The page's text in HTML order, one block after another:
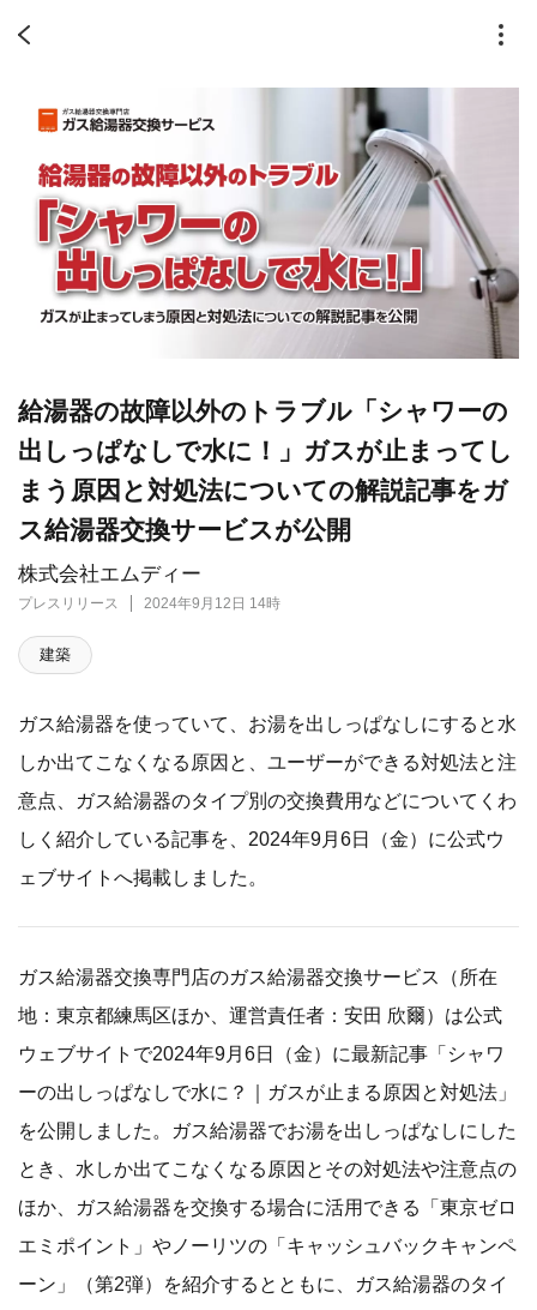
株式会社エムディー
プレスリリース 2024年9月12日 14時
給湯器の故障以外のトラブル「シャワーの
出しっぱなしで水に！」ガスが止まってし
まう原因と対処法についての解説記事をガ
ス給湯器交換サービスが公開
建築
ガス給湯器を使っていて、お湯を出しっぱなしにすると水
しか出てこなくなる原因と、ユーザーができる対処法と注
意点、ガス給湯器のタイプ別の交換費用などについてくわ
しく紹介している記事を、2024年9月6日（金）に公式ウ
ェブサイトへ掲載しました。
ガス給湯器交換専門店のガス給湯器交換サービス（所在
地：東京都練馬区ほか、運営責任者：安田 欣爾）は公式
ウェブサイトで2024年9月6日（金）に最新記事「シャワ
ーの出しっぱなしで水に？｜ガスが止まる原因と対処法」
を公開しました。ガス給湯器でお湯を出しっぱなしにした
とき、水しか出てこなくなる原因とその対処法や注意点の
ほか、ガス給湯器を交換する場合に活用できる「東京ゼロ
エミポイント」やノーリツの「キャッシュバックキャンペ
ーン」（第2弾）を紹介するとともに、ガス給湯器のタイ